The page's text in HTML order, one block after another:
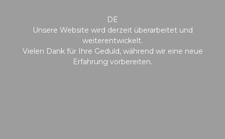
DE
Unsere Website wird derzeit überarbeitet und
weiterentwickelt.
Vielen Dank für Ihre Geduld, während wir eine neue
Erfahrung vorbereiten.